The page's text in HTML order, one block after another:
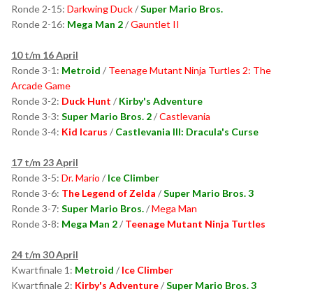
Ronde 2-15: Darkwing Duck/Super Mario Bros.
Ronde 2-16: Mega Man 2/Gauntlet II
10 t/m 16 April
Ronde 3-1: Metroid / Teenage Mutant Ninja Turtles 2: The
Arcade Game
Ronde 3-2: Duck Hunt / Kirby's Adventure
Ronde 3-3: Super Mario Bros. 2/Castlevania
Ronde 3-4: Kid Icarus / Castlevania III: Dracula's Curse
17 t/m 23 April
Ronde 3-5: Dr. Mario / Ice Climber
Ronde 3-6: The Legend of Zelda /Super Mario Bros. 3
Ronde 3-7: Super Mario Bros./Mega Man
Ronde 3-8: Mega Man 2/ Teenage Mutant Ninja Turtles
24 t/m 30 April
Kwartfinale 1: Metroid / Ice Climber
Kwartfinale 2: Kirby's Adventure/Super Mario Bros. 3